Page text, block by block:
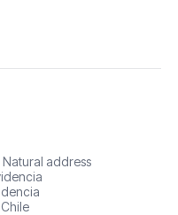
Natural address